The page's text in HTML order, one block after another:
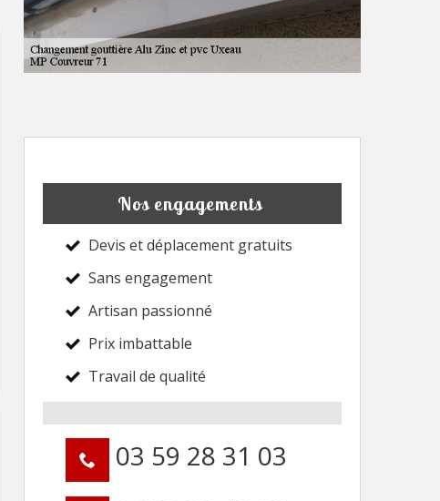
Nos engagements
Devis et déplacement gratuits
Sans engagement
Artisan passionné
Prix imbattable
Travail de qualité
03 59 28 31 03